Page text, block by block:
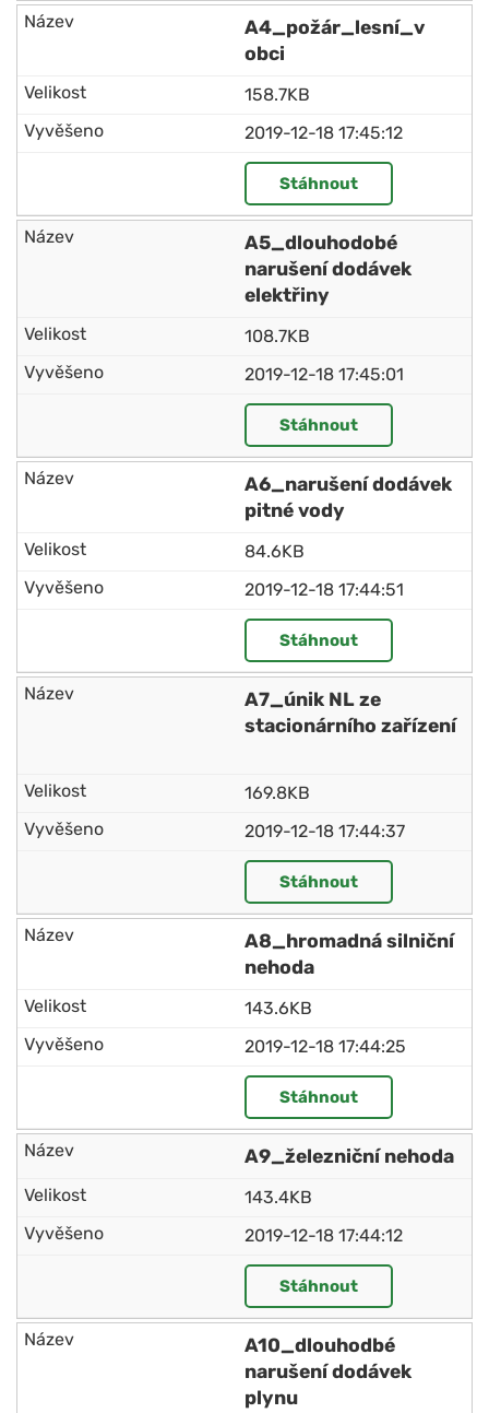
A4_požár_lesní_v
obci
158.7KB
2019-12-18 17:45:12
Stáhnout
A5_dlouhodobé
narušení dodávek
elektřiny
108.7KB
2019-12-18 17:45:01
Stáhnout
A6_narušení dodávek
pitné vody
84.6KB
2019-12-18 17:44:51
Stáhnout
A7_únik NL ze
stacionárního zařízení
169.8KB
2019-12-18 17:44:37
Stáhnout
A8_hromadná silniční
nehoda
143.6KB
2019-12-18 17:44:25
Stáhnout
A9_železniční nehoda
143.4KB
2019-12-18 17:44:12
Stáhnout
A10_dlouhodbé
narušení dodávek
plynu